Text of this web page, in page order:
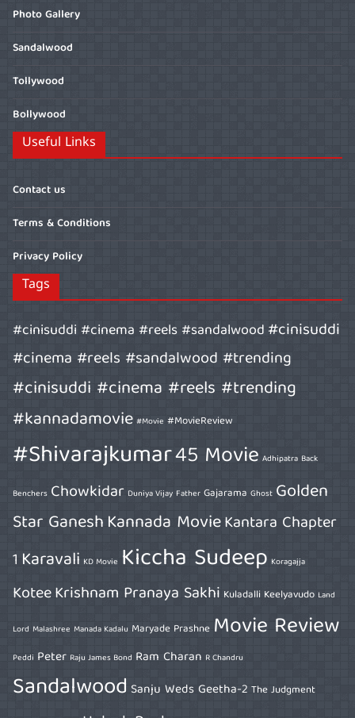
Photo Gallery
Sandalwood
Tollywood
Bollywood
Useful Links
Contact us
Terms & Conditions
Privacy Policy
Tags
#cinisuddi #cinema #reels #sandalwood#cinisuddi
#cinema #reels #sandalwood #trending
#cinisuddi #cinema #reels #trending
#kannadamovie #Movie #MovieReview
#Shivarajkumar45 Movie Adhipatra Back
Benchers Chowkidar Duniya Vijay Father Gajarama Ghost Golden
Star GaneshKannada MovieKantara Chapter
1 Karavali KD Movie Kiccha Sudeep Koragajja
KoteeKrishnam Pranaya Sakhi Kuladalli Keelyavudo Land
Lord Malashree Manada Kadalu Maryade Prashne Movie Review
Peddi Peter Raju James Bond Ram Charan R Chandru
Sandalwood Sanju Weds Geetha-2 The Judgment